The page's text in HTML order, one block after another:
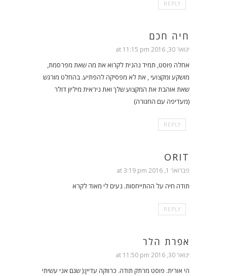
REPLY
חיה חכם
ינואר 30, 2016 at 11:15 pm
אחלה פוסט, תמיד נהנית לקרוא את מה שאת מפרסמת,
מושקע ומקצועי , את לא מפסיקה להפתיע. בהחלט מורגש
שאת אוהבת את המקצוע שלך ואת ניראית מיליון דולר
(מעדיפה עם החגורה)
REPLY
ORIT
פברואר 1, 2016 at 3:19 pm
תודה חיה על ההתייחסות. נעים לי מאוד לקרא
REPLY
אפרת הלר
ינואר 30, 2016 at 11:50 pm
הי אורית. פוסט מרתק תודה. כרווקה עדיין:( שגם אני עשיתי